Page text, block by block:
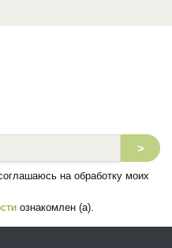
>
на обработку моих
ознакомлен (а).